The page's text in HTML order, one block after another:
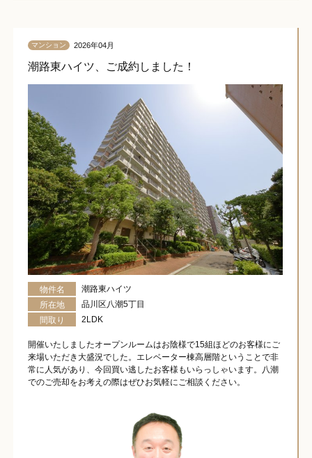
マンション 2026年04月
潮路東ハイツ、ご成約しました！
物件名
潮路東ハイツ
所在地
品川区八潮5丁目
間取り
2LDK
開催いたしましたオープンルームはお陰様で15組ほどのお客様にご
来場いただき大盛況でした。エレベーター棟高層階ということで非
常に人気があり、今回買い逃したお客様もいらっしゃいます。八潮
でのご売却をお考えの際はぜひお気軽にご相談ください。